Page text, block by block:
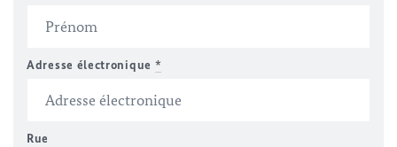
Adresse électronique *
Rue